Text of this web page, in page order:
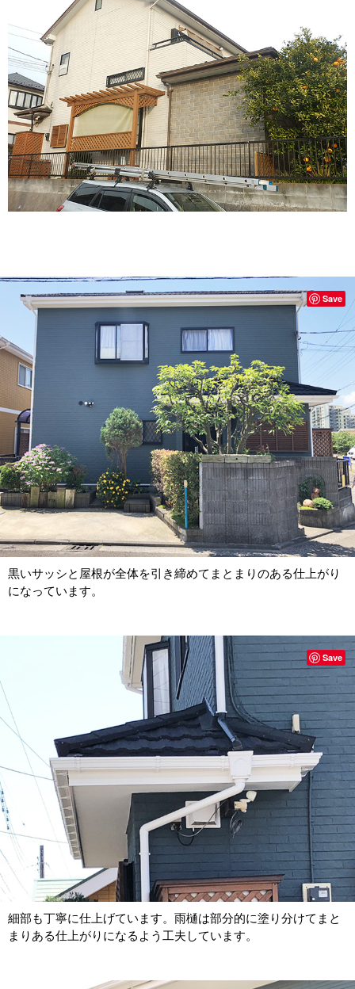
黒いサッシと屋根が全体を引き締めてまとまりのある仕上がり
になっています。
Save
細部も丁寧に仕上げています。雨樋は部分的に塗り分けてまと
まりある仕上がりになるよう工夫しています。
Save